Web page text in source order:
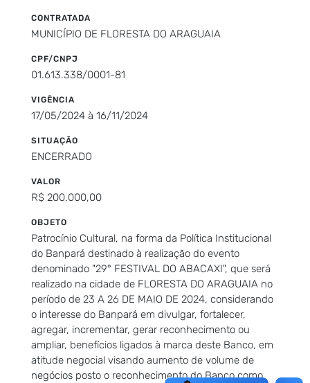
CONTRATADA
MUNICÍPIO DE FLORESTA DO ARAGUAIA
CPF/CNPJ
01.613.338/0001-81
VIGÊNCIA
17/05/2024 à 16/11/2024
SITUAÇÃO
ENCERRADO
VALOR
R$ 200.000,00
OBJETO
Patrocínio Cultural, na forma da Política Institucional
do Banpará destinado à realização do evento
denominado "29° FESTIVAL DO ABACAXI", que será
realizado na cidade de FLORESTA DO ARAGUAIA no
período de 23 A 26 DE MAIO DE 2024, considerando
o interesse do Banpará em divulgar, fortalecer,
agregar, incrementar, gerar reconhecimento ou
ampliar, benefícios ligados à marca deste Banco, em
atitude negocial visando aumento de volume de
negócios posto o reconhecimento do Banco como